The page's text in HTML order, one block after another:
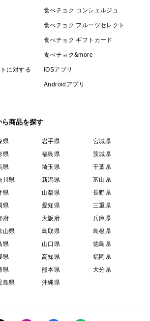
に対する
食べチョク コンシェルジュ
食べチョク フルーツセレクト
食べチョク ギフトカード
食べチョク&more
iOSアプリ
Androidアプリ
商品を探す
県 岩手県
宮城県
県 福島県
茨城県
県 埼玉県
千葉県
川県 新潟県
富山県
県 山梨県
長野県
県 愛知県
三重県
府 大阪府
兵庫県
山県 鳥取県
島根県
県 山口県
徳島県
県 高知県
福岡県
県 熊本県
大分県
島県 沖縄県